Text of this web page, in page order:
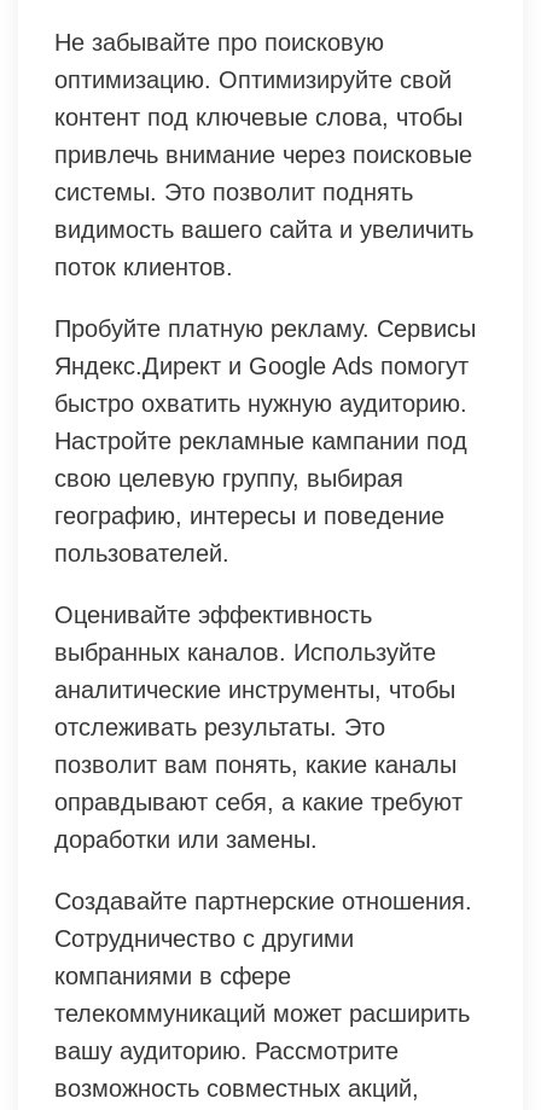
Не забывайте про поисковую
оптимизацию. Оптимизируйте свой
контент под ключевые слова, чтобы
привлечь внимание через поисковые
системы. Это позволит поднять
видимость вашего сайта и увеличить
поток клиентов.
Пробуйте платную рекламу. Сервисы
Яндекс.Директ и Google Ads помогут
быстро охватить нужную аудиторию.
Настройте рекламные кампании под
свою целевую группу, выбирая
географию, интересы и поведение
пользователей.
Оценивайте эффективность
выбранных каналов. Используйте
аналитические инструменты, чтобы
отслеживать результаты. Это
позволит вам понять, какие каналы
оправдывают себя, а какие требуют
доработки или замены.
Создавайте партнерские отношения.
Сотрудничество с другими
компаниями в сфере
телекоммуникаций может расширить
вашу аудиторию. Рассмотрите
возможность совместных акций,